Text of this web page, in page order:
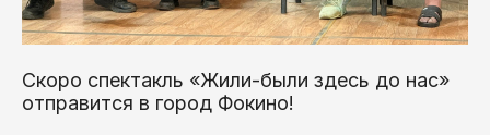
Скоро спектакль «Жили-были здесь до нас»
отправится в город Фокино!